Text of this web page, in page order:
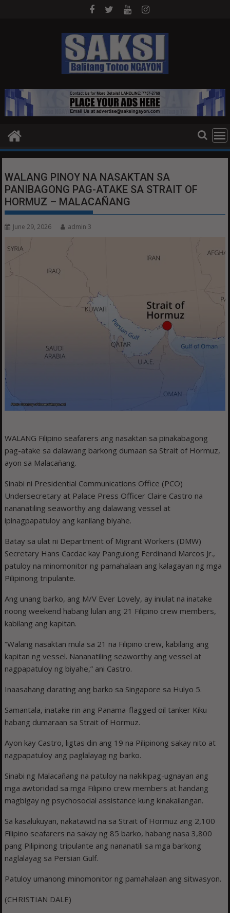
WALANG PINOY NA NASAKTAN SA
PANIBAGONG PAG-ATAKE SA STRAIT OF
HORMUZ – MALACAÑANG
June 29, 2026 admin 3
WALANG Filipino seafarers ang nasaktan sa pinakabagong
pag-atake sa dalawang barkong dumaan sa Strait of Hormuz,
ayon sa Malacañang.
Sinabi ni Presidential Communications Office (PCO)
Undersecretary at Palace Press Officer Claire Castro na
nananatiling seaworthy ang dalawang vessel at
ipinagpapatuloy ang kanilang biyahe.
Batay sa ulat ni Department of Migrant Workers (DMW)
Secretary Hans Cacdac kay Pangulong Ferdinand Marcos Jr.,
patuloy na minomonitor ng pamahalaan ang kalagayan ng mga
Pilipinong tripulante.
Ang unang barko, ang M/V Ever Lovely, ay iniulat na inatake
noong weekend habang lulan ang 21 Filipino crew members,
kabilang ang kapitan.
“Walang nasaktan mula sa 21 na Filipino crew, kabilang ang
kapitan ng vessel. Nananatiling seaworthy ang vessel at
nagpapatuloy ng biyahe,” ani Castro.
Inaasahang darating ang barko sa Singapore sa Hulyo 5.
Samantala, inatake rin ang Panama-flagged oil tanker Kiku
habang dumaraan sa Strait of Hormuz.
Ayon kay Castro, ligtas din ang 19 na Pilipinong sakay nito at
nagpapatuloy ang paglalayag ng barko.
Sinabi ng Malacañang na patuloy na nakikipag-ugnayan ang
mga awtoridad sa mga Filipino crew members at handang
magbigay ng psychosocial assistance kung kinakailangan.
Sa kasalukuyan, nakatawid na sa Strait of Hormuz ang 2,100
Filipino seafarers na sakay ng 85 barko, habang nasa 3,800
pang Pilipinong tripulante ang nananatili sa mga barkong
naglalayag sa Persian Gulf.
Patuloy umanong minomonitor ng pamahalaan ang sitwasyon.
(CHRISTIAN DALE)